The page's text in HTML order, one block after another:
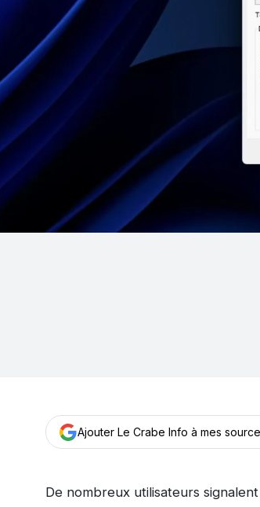
Ajouter Le Crabe Info à mes
De nombreux utilisateurs signalent